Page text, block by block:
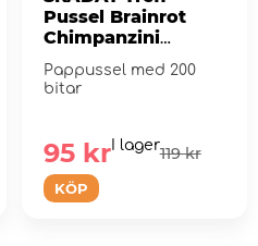
Pussel Brainrot
Chimpanzini
Bananini 200 Bitar
Pappussel med 200
bitar
KÖP
119 kr
95 krI lager